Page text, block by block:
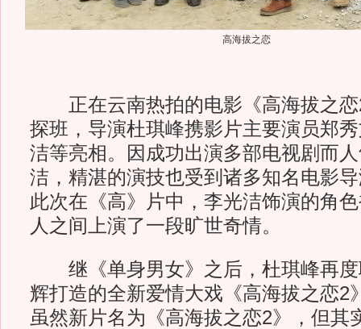
高海拔之恋
正在云南热拍的电影《高海拔之恋
探班，导演杜琪峰携影片主要演员郑
洁等亮相。因成功出演多部电视剧而
洁，精湛的演技也受到诸多知名电影
此次在《高》片中，李光洁饰演的角
人之间上演了一段旷世奇情。
继《单身男女》之后，杜琪峰再度
辉打造的全新爱情大戏《高海拔之恋2
虽然新片名为《高海拔之恋2》，但其